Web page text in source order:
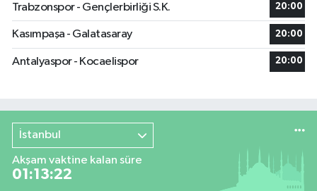
Trabzonspor - Gençlerbirliği S.K. 20:00
Kasımpaşa - Galatasaray 20:00
Antalyaspor - Kocaelispor 20:00
İstanbul
Akşam vaktine kalan süre
01:13:22